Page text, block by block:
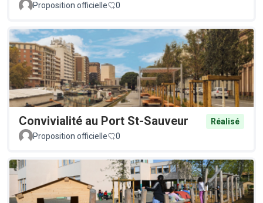
Proposition officielle
0
Convivialité au Port St-Sauveur
Réalisé
Proposition officielle
0